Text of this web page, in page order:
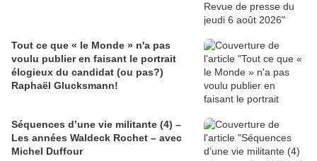
Tout ce que « le Monde » n'a pas
voulu publier en faisant le portrait
élogieux du candidat (ou pas?)
Raphaël Glucksmann!
Séquences d’une vie militante (4) –
Les années Waldeck Rochet – avec
Michel Duffour